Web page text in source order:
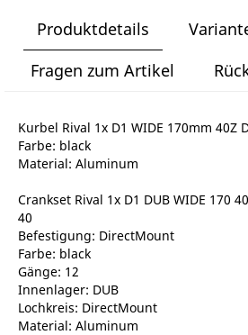
Produktdetails
Fragen zum Artikel
Kurbel Rival 1x D1 WIDE 170mm 40Z
Farbe: black
Material: Aluminum
Crankset Rival 1x D1 DUB WIDE 170
40
Befestigung: DirectMount
Farbe: black
Gänge: 12
Innenlager: DUB
Lochkreis: DirectMount
Material: Aluminum